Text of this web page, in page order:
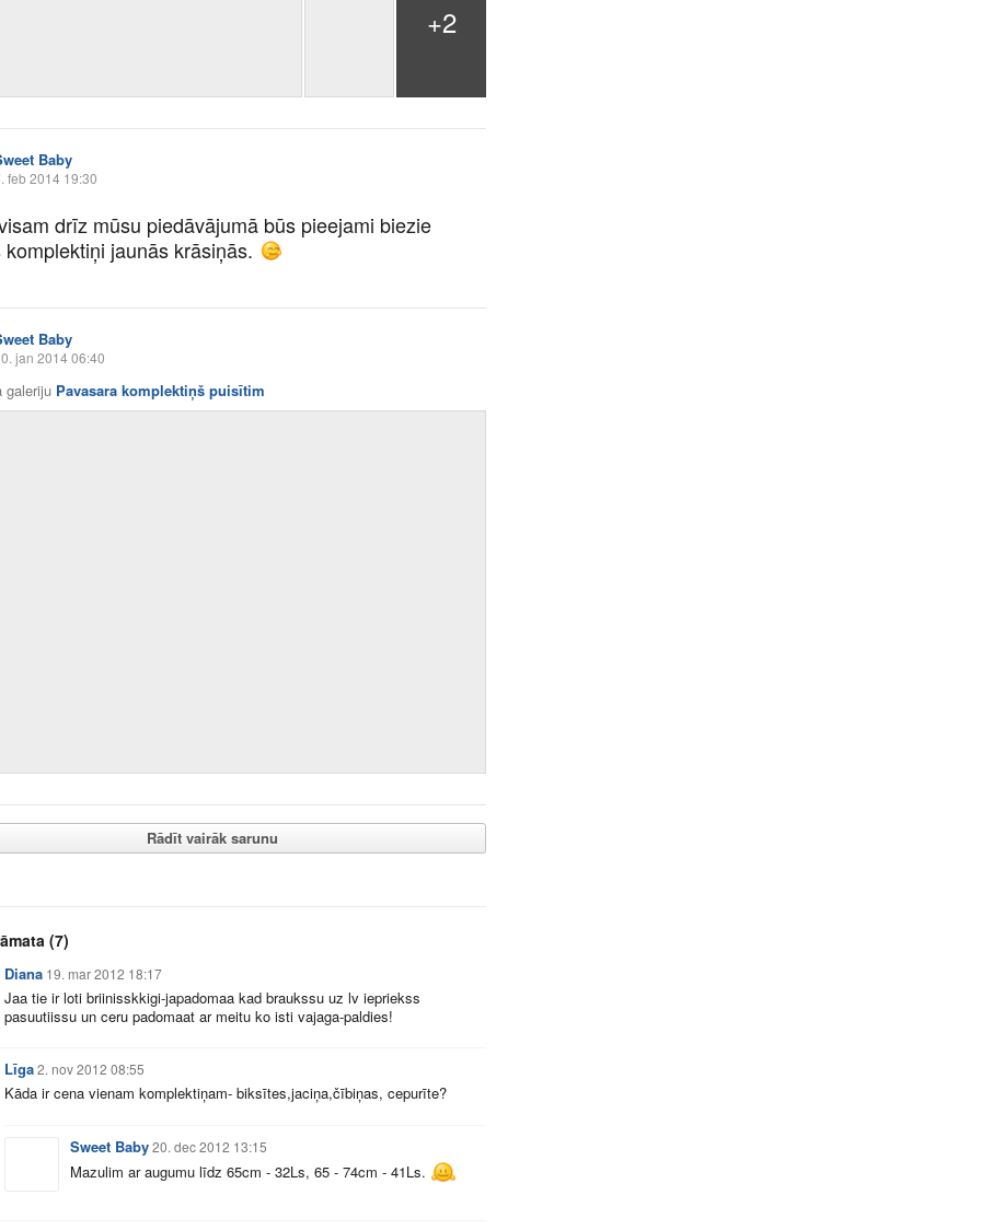
+2
Baby
feb 2014 19:30
drīz mūsu piedāvājumā būs pieejami biezie
komplektiņi jaunās krāsiņās.
Baby
jan 2014 06:40
galeriju Pavasara komplektiņš puisītim
Rādīt vairāk sarunu
(7)
Diana 19. mar 2012 18:17
Jaa tie ir loti briinisskkigi-japadomaa kad braukssu uz lv iepriekss
pasuutiissu un ceru padomaat ar meitu ko isti vajaga-paldies!
Līga2. nov 2012 08:55
Kāda ir cena vienam komplektiņam- biksītes,jaciņa,čībiņas, cepurīte?
Sweet Baby20. dec 2012 13:15
Mazulim ar augumu līdz 65cm - 32Ls, 65 - 74cm - 41Ls.